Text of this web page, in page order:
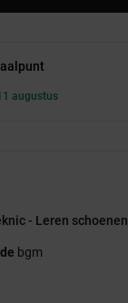
augustus
- Leren
bgm